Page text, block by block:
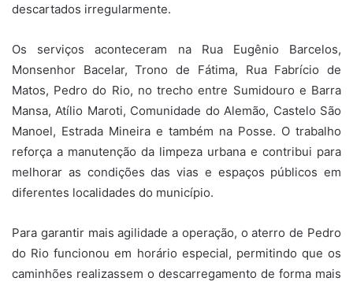
descartados irregularmente.
Os serviços aconteceram na Rua Eugênio Barcelos,
Monsenhor Bacelar, Trono de Fátima, Rua Fabrício de
Matos, Pedro do Rio, no trecho entre Sumidouro e Barra
Mansa, Atílio Maroti, Comunidade do Alemão, Castelo São
Manoel, Estrada Mineira e também na Posse. O trabalho
reforça a manutenção da limpeza urbana e contribui para
melhorar as condições das vias e espaços públicos em
diferentes localidades do município.
Para garantir mais agilidade a operação, o aterro de Pedro
do Rio funcionou em horário especial, permitindo que os
caminhões realizassem o descarregamento de forma mais